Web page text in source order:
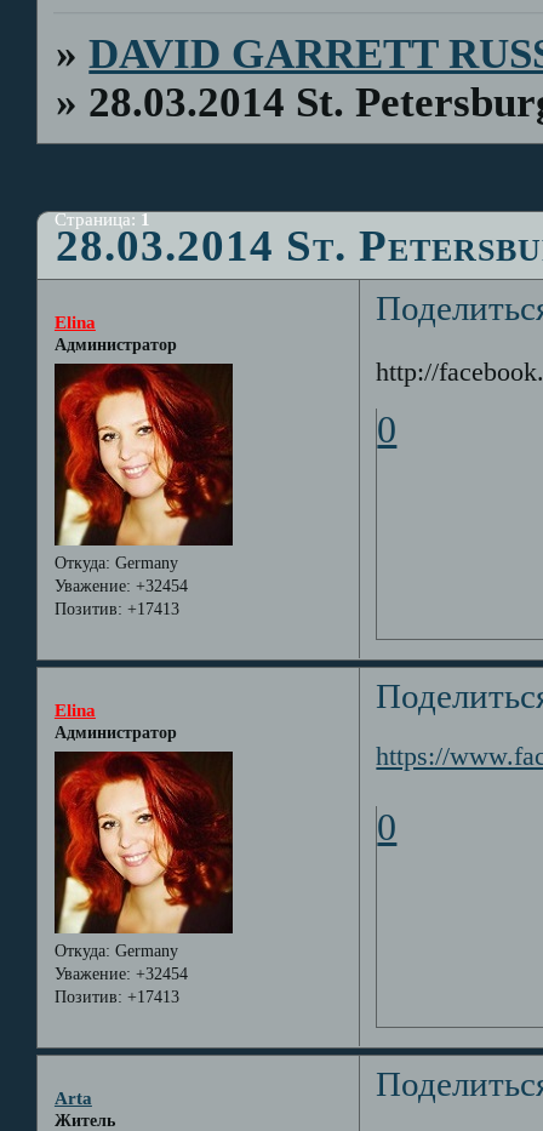
»DAVID GARRETT
» 28.03.2014 St.
28.03.2014 St.
Страница:1
Elina
Администратор
Откуда: Germany
Уважение: +32454
Позитив: +17413
http://
0
Elina
Администратор
Откуда: Germany
Уважение: +32454
Позитив: +17413
https://
0
Arta
Житель